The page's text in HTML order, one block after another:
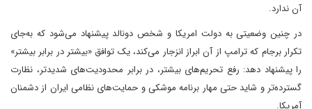
آن ندارد.
در چنین وضعیتی به دولت امریکا و شخص دونالد پیشنهاد می‌شود که به‌جای
تکرار برجام که ترامپ از آن ابراز انزجار می‌کند، یک توافق «بیشتر در برابر بیشتر»
را پیشنهاد دهد: رفع تحریم‌های بیشتر، در برابر محدودیت‌های شدیدتر، نظارت
گسترده‌تر و شاید حتی مهار برنامه موشکی و حمایت‌های نظامی ایران از دشمنان
آمریکا.